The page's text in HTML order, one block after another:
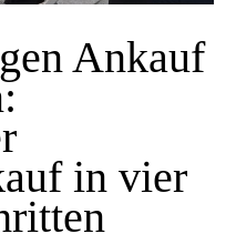
Ankauf
in vier